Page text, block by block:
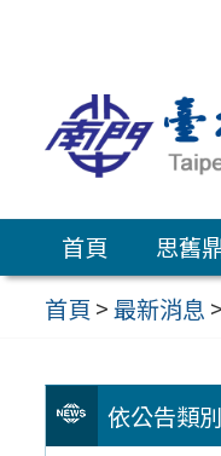
容
區
首頁 思舊
首頁 >最新消息 >
依公告類